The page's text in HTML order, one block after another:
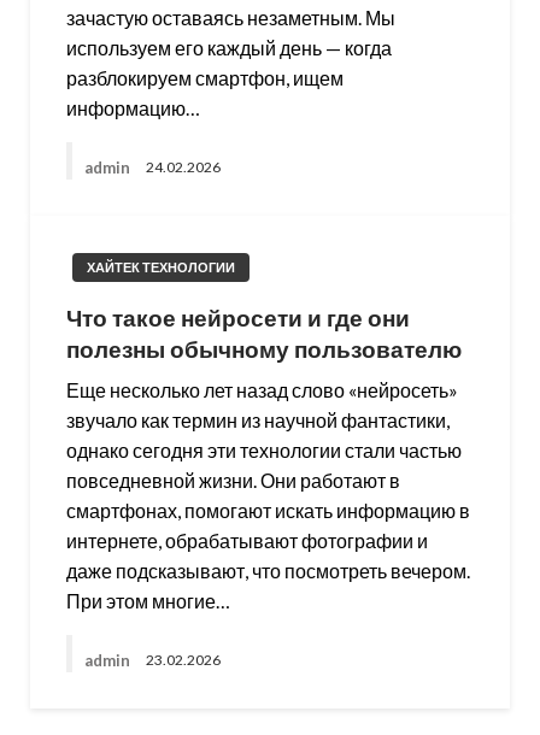
зачастую оставаясь незаметным. Мы
используем его каждый день — когда
разблокируем смартфон, ищем
информацию…
admin 24.02.2026
ХАЙТЕК ТЕХНОЛОГИИ
Что такое нейросети и где они
полезны обычному пользователю
Еще несколько лет назад слово «нейросеть»
звучало как термин из научной фантастики,
однако сегодня эти технологии стали частью
повседневной жизни. Они работают в
смартфонах, помогают искать информацию в
интернете, обрабатывают фотографии и
даже подсказывают, что посмотреть вечером.
При этом многие…
admin 23.02.2026